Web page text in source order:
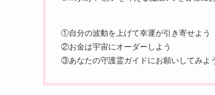
①自分の波動を上げて幸運が引き寄せよう
②お金は宇宙にオーダーしよう
③あなたの守護霊ガイドにお願いしてみよ